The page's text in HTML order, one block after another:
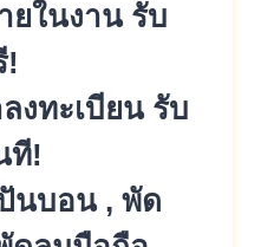
ยในงาน รับ
!
งทะเบียน รับ
ที!
นบอน , พัด